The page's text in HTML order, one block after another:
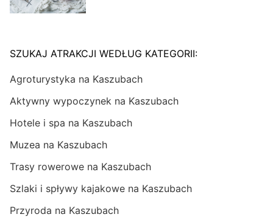
SZUKAJ ATRAKCJI WEDŁUG KATEGORII:
Agroturystyka na Kaszubach
Aktywny wypoczynek na Kaszubach
Hotele i spa na Kaszubach
Muzea na Kaszubach
Trasy rowerowe na Kaszubach
Szlaki i spływy kajakowe na Kaszubach
Przyroda na Kaszubach